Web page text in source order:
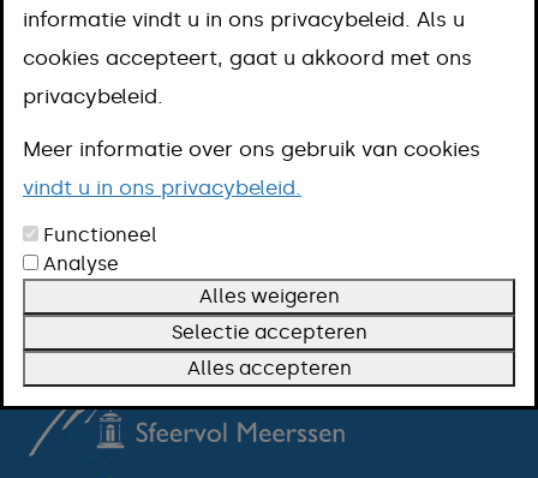
Monumenten via ons gemeentelijke Klant Contact
Centrum (KCC), telefoon 14 043. Of stuur een mail
Genzon 4 Ulestraten (woning)
Pastoor van Eijsstraat 1 Ulestraten
(woning)
Sint Catharinastraat 18 Ulestraten
(voormalig gemeentehuis)
Sint Catharinastraat 79 Ulestraten
(woning)
informatie vindt u in ons privacybeleid. Als u
cookies accepteert, gaat u akkoord met ons
privacybeleid.
Meer informatie over ons gebruik van cookies
vindt u in ons privacybeleid.
Functioneel
Analyse
Alles weigeren
Selectie accepteren
Alles accepteren